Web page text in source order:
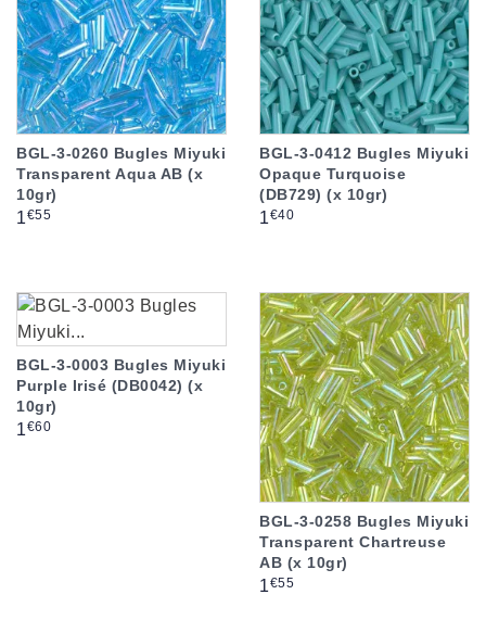
BGL-3-0260 Bugles Miyuki
Transparent Aqua AB (x
10gr)
Prix
1€55
BGL-3-0412 Bugles Miyuki
Opaque Turquoise
(DB729) (x 10gr)
Prix
1€40
BGL-3-0003 Bugles Miyuki
Purple Irisé (DB0042) (x
10gr)
Prix
1€60
BGL-3-0258 Bugles Miyuki
Transparent Chartreuse
AB (x 10gr)
Prix
1€55